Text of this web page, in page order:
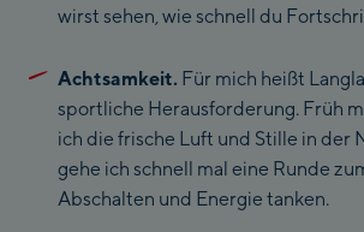
wirst sehen, wie schnell du
Achtsamkeit. Für mich heißt
sportliche Herausforderung. Früh
ich die frische Luft und Stille in der
gehe ich schnell mal eine Runde
Abschalten und Energie tanken.